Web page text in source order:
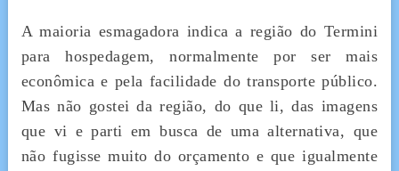
A maioria esmagadora indica a região do Termini
para hospedagem, normalmente por ser mais
econômica e pela facilidade do transporte público.
Mas não gostei da região, do que li, das imagens
que vi e parti em busca de uma alternativa, que
não fugisse muito do orçamento e que igualmente